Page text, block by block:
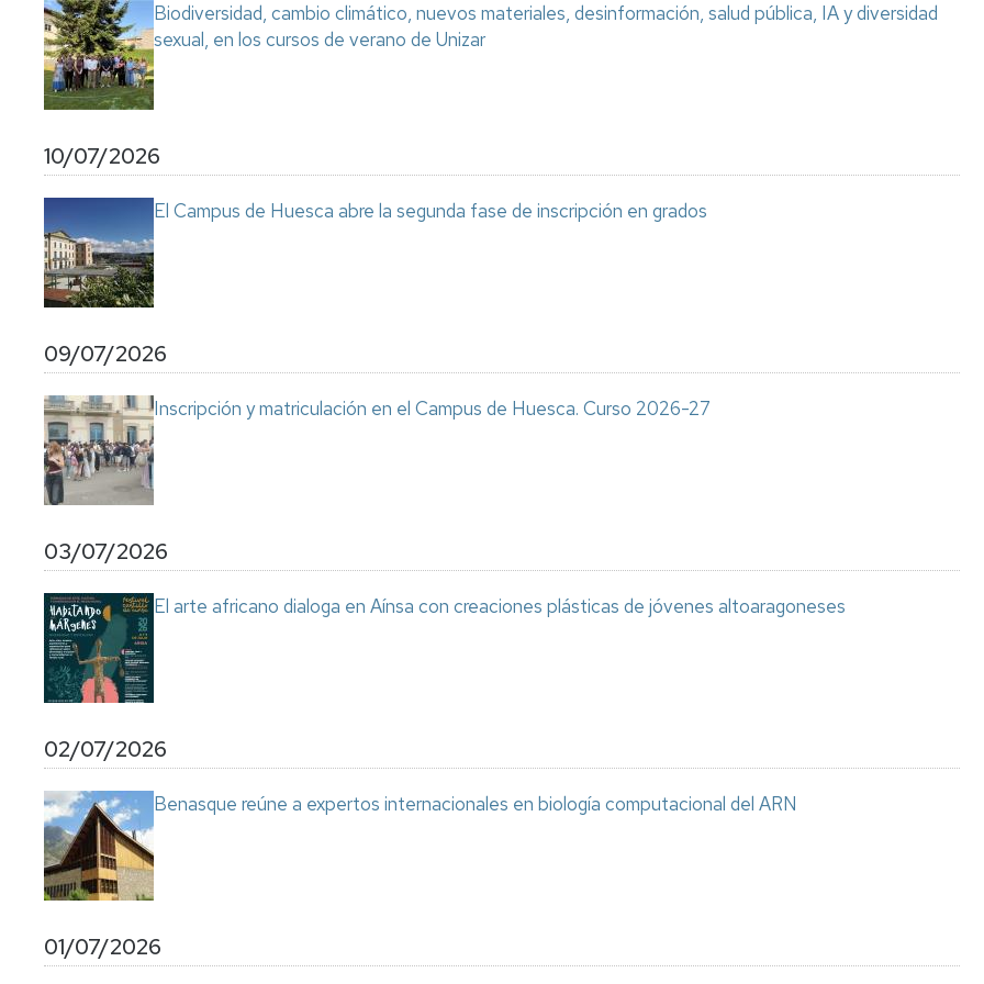
Biodiversidad, cambio climático, nuevos materiales, desinformación, salud pública, IA y diversidad
sexual, en los cursos de verano de Unizar
10/07/2026
El Campus de Huesca abre la segunda fase de inscripción en grados
09/07/2026
Inscripción y matriculación en el Campus de Huesca. Curso 2026-27
03/07/2026
El arte africano dialoga en Aínsa con creaciones plásticas de jóvenes altoaragoneses
02/07/2026
Benasque reúne a expertos internacionales en biología computacional del ARN
01/07/2026